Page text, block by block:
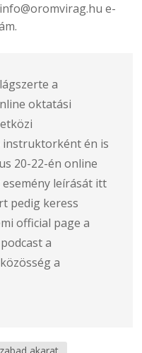
e-
a
oktatási
én is
20-22-én online
leírását itt
pedig keress
official page a
a
a